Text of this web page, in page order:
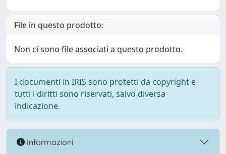
File in questo prodotto:
Non ci sono file associati a questo prodotto.
I documenti in IRIS sono protetti da copyright e
tutti i diritti sono riservati, salvo diversa
indicazione.
Informazioni